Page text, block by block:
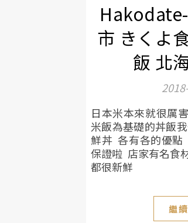
市 きくよ
飯 北
日本米本來就很厲
米飯為基礎的丼飯
鮮丼 各有各的優點
保證啦 店家有名食
都很新鮮
繼